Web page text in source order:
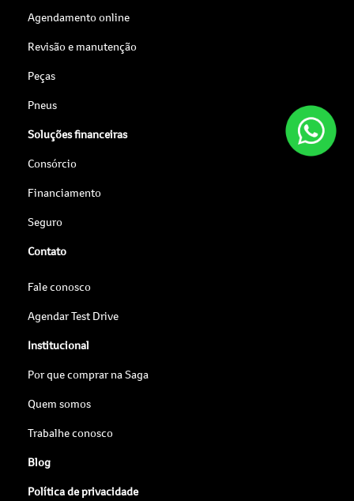
Agendamento online
Revisão e manutenção
Peças
Pneus
Soluções financeiras
Consórcio
Financiamento
Seguro
Contato
Fale conosco
Agendar Test Drive
Institucional
Por que comprar na Saga
Quem somos
Trabalhe conosco
Blog
Política de privacidade